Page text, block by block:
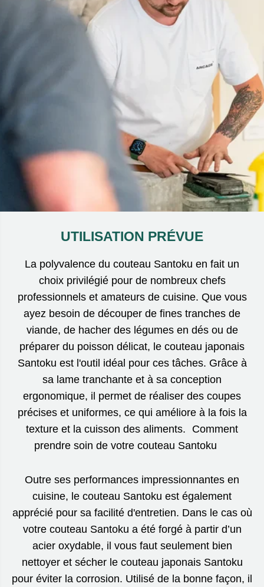
UTILISATION PRÉVUE
La polyvalence du couteau Santoku en fait un
choix privilégié pour de nombreux chefs
professionnels et amateurs de cuisine. Que vous
ayez besoin de découper de fines tranches de
viande, de hacher des légumes en dés ou de
préparer du poisson délicat, le couteau japonais
Santoku est l'outil idéal pour ces tâches. Grâce à
sa lame tranchante et à sa conception
ergonomique, il permet de réaliser des coupes
précises et uniformes, ce qui améliore à la fois la
texture et la cuisson des aliments. Comment
prendre soin de votre couteau Santoku
Outre ses performances impressionnantes en
cuisine, le couteau Santoku est également
apprécié pour sa facilité d'entretien. Dans le cas où
votre couteau Santoku a été forgé à partir d’un
acier oxydable, il vous faut seulement bien
nettoyer et sécher le couteau japonais Santoku
pour éviter la corrosion. Utilisé de la bonne façon, il